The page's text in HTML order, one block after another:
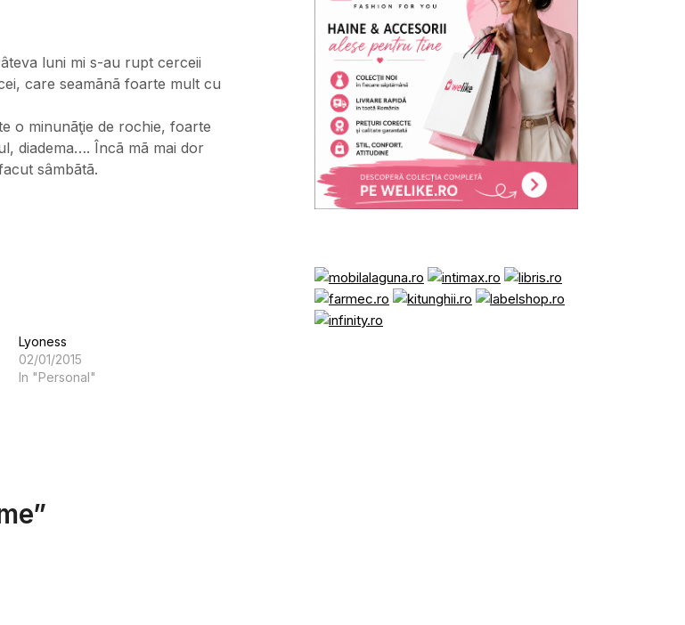
luni mi s-au rupt cerceii
care seamãnã foarte mult cu
o minunãţie de rochie, foarte
diadema…. Încã mã mai dor
sâmbãtã.
Lyoness
02/01/2015
In "Personal"
”